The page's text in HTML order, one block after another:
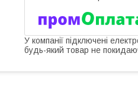
У компанії підключені
будь-який товар не